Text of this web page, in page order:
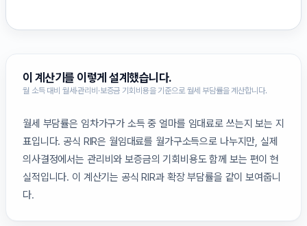
이 계산기를 이렇게 설계했습니다.
월 소득 대비 월세·관리비·보증금 기회비용을 기준으로 월세 부담률을 계산합니다.
월세 부담률은 임차가구가 소득 중 얼마를 임대료로 쓰는지 보는 지
표입니다. 공식 RIR은 월임대료를 월가구소득으로 나누지만, 실제
의사결정에서는 관리비와 보증금의 기회비용도 함께 보는 편이 현
실적입니다. 이 계산기는 공식 RIR과 확장 부담률을 같이 보여줍니
다.